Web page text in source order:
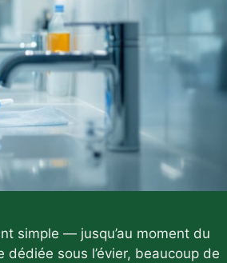
simple — jusqu’au moment du
dédiée sous l’évier, beaucoup de